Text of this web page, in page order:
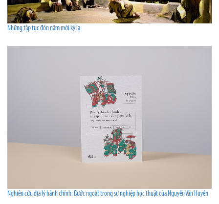
Những tập tục đón năm mới kỳ lạ
Nghiên cứu địa lý hành chính: Bước ngoặt trong sự nghiệp học thuật của Nguyễn Văn Huyên